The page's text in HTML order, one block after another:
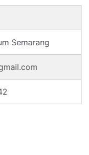
Semarang